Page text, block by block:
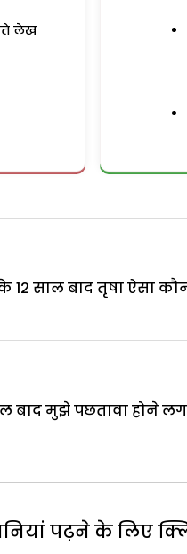
लेख
12 साल बाद तृषा ऐसा
बाद मुझे पछतावा होने
पढ़ने के लिए